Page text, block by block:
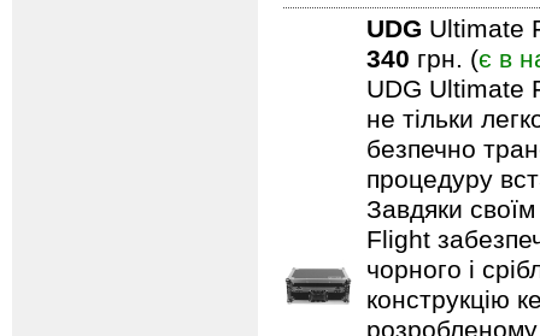
UDG Ultimate
340 грн. (є в
UDG Ultimate
не тільки
безпечно
процедуру
Завдяки
Flight
чорного і
конструкцію